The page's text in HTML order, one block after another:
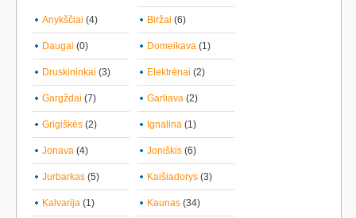
Anykščiai (4) Biržai (6)
Daugai (0) Domeikava (1)
Druskininkai (3) Elektrėnai (2)
Gargždai (7) Garliava (2)
Grigiškės (2) Ignalina (1)
Jonava (4) Joniškis (6)
Jurbarkas (5) Kaišiadorys (3)
Kalvarija (1) Kaunas (34)